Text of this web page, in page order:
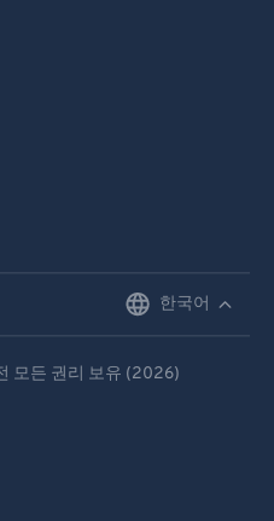
한국어
모든 권리 보유 (2026)